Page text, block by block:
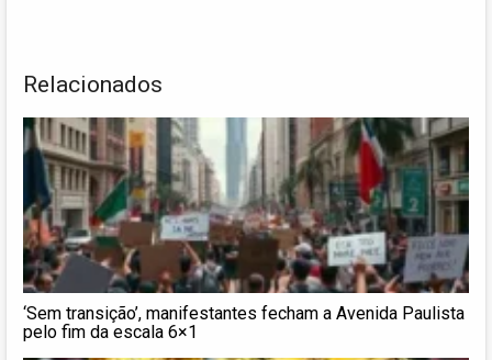
Relacionados
‘Sem transição’, manifestantes fecham a Avenida Paulista
pelo fim da escala 6×1